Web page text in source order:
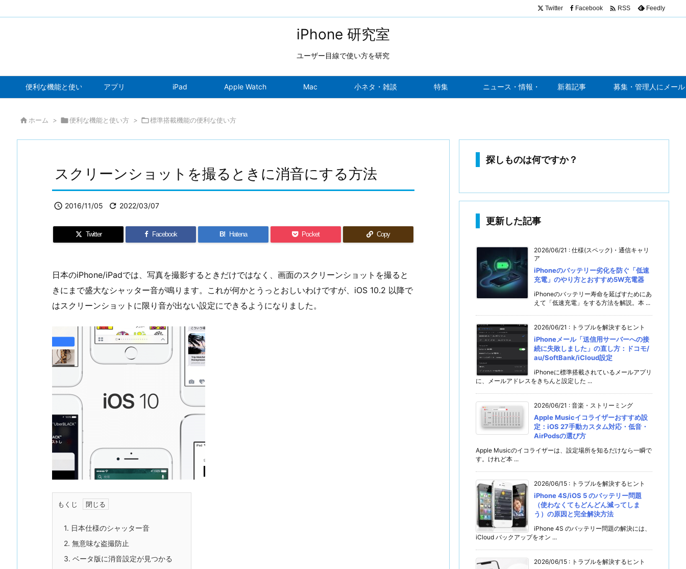
iPhone 研究室
ユーザー目線で使い方を研究
便利な機能と使い方 アプリ iPad Apple Watch Mac 小ネタ・雑談 特集 ニュース・情報・噂 新着記事 募集・管理人にメール
Twitter Facebook  RSS Feedly
 ホーム > 便利な機能と使い方 > 標準搭載機能の便利な使い方
スクリーンショットを撮るときに消音にする方法
 2016/11/05  2022/03/07
Twitter Facebook B! Hatena Pocket Copy
日本のiPhone/iPadでは、写真を撮影するときだけではなく、画面のスクリーンショットを撮ると
きにまで盛大なシャッター音が鳴ります。これが何かとうっとおしいわけですが、iOS 10.2 以降で
はスクリーンショットに限り音が出ない設定にできるようになりました。
もくじ
1. 日本仕様のシャッター音
2. 無意味な盗撮防止
3. ベータ版に消音設定が見つかる
探しものは何ですか？
更新した記事
2026/06/21 : 仕様(スペック)・通信キャリ
ア
iPhoneのバッテリー劣化を防ぐ「低速
充電」のやり方とおすすめ5W充電器
iPhoneのバッテリー寿命を延ばすためにあ
えて「低速充電」をする方法を解説。本 ...
2026/06/21 : トラブルを解決するヒント
iPhoneメール「送信用サーバーへの接
続に失敗しました」の直し方：ドコモ/
au/SoftBank/iCloud設定
iPhoneに標準搭載されているメールアプリ
に、メールアドレスをきちんと設定した ...
2026/06/21 : 音楽・ストリーミング
Apple Musicイコライザーおすすめ設
定：iOS 27手動カスタム対応・低音・
AirPodsの選び方
Apple Musicのイコライザーは、設定場所を知るだけなら一瞬で
す。けれど本 ...
2026/06/15 : トラブルを解決するヒント
iPhone 4S/iOS 5 のバッテリー問題
（使わなくてもどんどん減ってしま
う）の原因と完全解決方法
iPhone 4S のバッテリー問題の解決には、
iCloud バックアップをオン ...
2026/06/15 : トラブルを解決するヒント